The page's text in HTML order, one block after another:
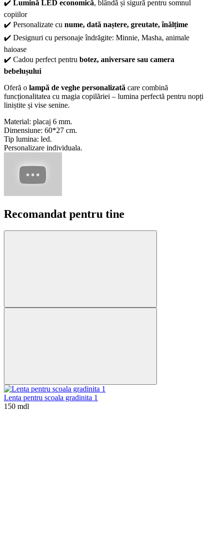
✔️ Lumină LED economică, blândă și sigură pentru somnul
copiilor
✔️ Personalizate cu nume, dată naștere, greutate, înălțime
✔️ Designuri cu personaje îndrăgite: Minnie, Masha, animale
haioase
✔️ Cadou perfect pentru botez, aniversare sau camera
bebelușului
Oferă o lampă de veghe personalizată care combină
funcționalitatea cu magia copilăriei – lumina perfectă pentru nopți
liniștite și vise senine.
Material: placaj 6 mm.
Dimensiune: 60*27 cm.
Tip lumina: led.
Personalizare individuala.
Recomandat pentru tine
Lenta pentru scoala gradinita 1
150 mdl